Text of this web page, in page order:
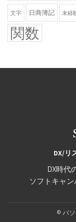
文字 日商簿記 未経
関数
DX/リ
DX時代
ソフトキャ
© パ